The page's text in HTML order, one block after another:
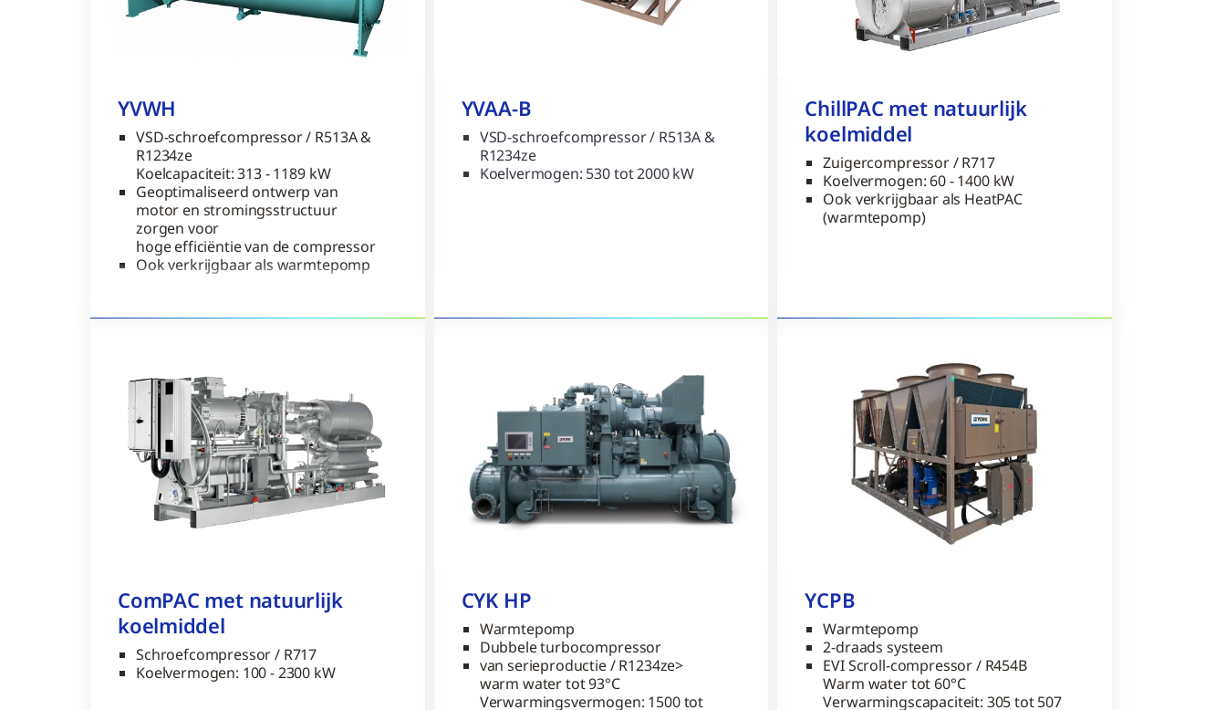
YVWH
VSD-schroefcompressor / R513A &
R1234ze
Koelcapaciteit: 313 - 1189 kW
Geoptimaliseerd ontwerp van
motor en stromingsstructuur
zorgen voor
hoge efficiëntie van de compressor
Ook verkrijgbaar als warmtepomp
YVAA-B
VSD-schroefcompressor / R513A &
R1234ze
Koelvermogen: 530 tot 2000 kW
ChillPAC met natuurlijk
koelmiddel
Zuigercompressor / R717
Koelvermogen: 60 - 1400 kW
Ook verkrijgbaar als HeatPAC
(warmtepomp)
ComPAC met natuurlijk
koelmiddel
Schroefcompressor / R717
Koelvermogen: 100 - 2300 kW
CYK HP
Warmtepomp
Dubbele turbocompressor
van serieproductie / R1234ze>
warm water tot 93°C
Verwarmingsvermogen: 1500 tot
YCPB
Warmtepomp
2-draads systeem
EVI Scroll-compressor / R454B
Warm water tot 60°C
Verwarmingscapaciteit: 305 tot 507